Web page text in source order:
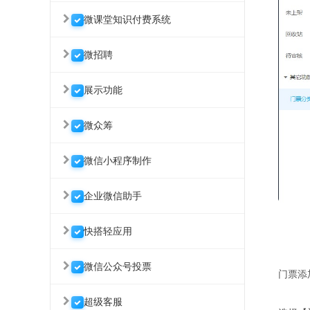
微课堂知识付费系统
微招聘
展示功能
微众筹
微信小程序制作
企业微信助手
快搭轻应用
微信公众号投票
超级客服
门票添